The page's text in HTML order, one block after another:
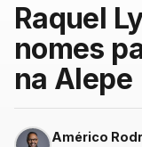
Raquel
nomes
na Alepe
Américo